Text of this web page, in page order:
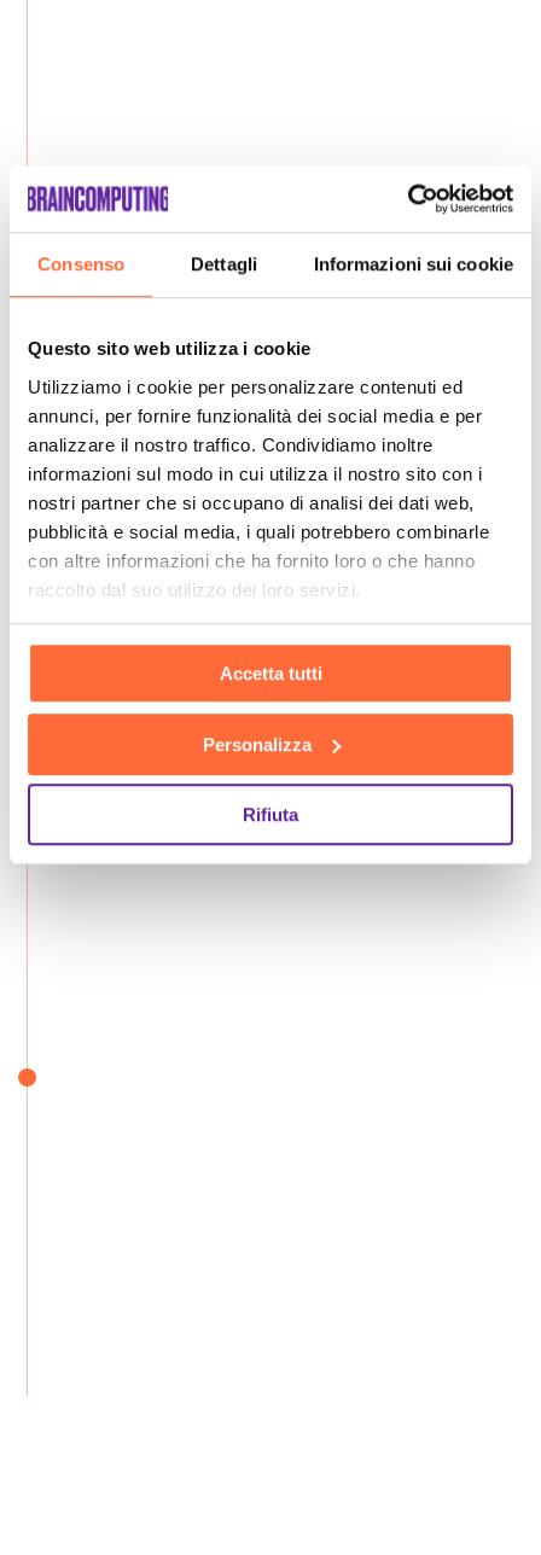
Consenso Dettagli Informazioni sui cookie
Questo sito web utilizza i cookie
Utilizziamo i cookie per personalizzare contenuti ed
annunci, per fornire funzionalità dei social media e per
analizzare il nostro traffico. Condividiamo inoltre
informazioni sul modo in cui utilizza il nostro sito con i
nostri partner che si occupano di analisi dei dati web,
pubblicità e social media, i quali potrebbero combinarle
con altre informazioni che ha fornito loro o che hanno
raccolto dal suo utilizzo dei loro servizi.
Accetta tutti
Personalizza
Rifiuta